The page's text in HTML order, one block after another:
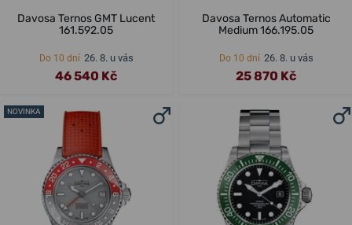
Davosa Ternos GMT Lucent
161.592.05
Do 10 dní 26. 8. u vás
46 540 Kč
Davosa Ternos Automatic
Medium 166.195.05
Do 10 dní 26. 8. u vás
25 870 Kč
NOVINKA